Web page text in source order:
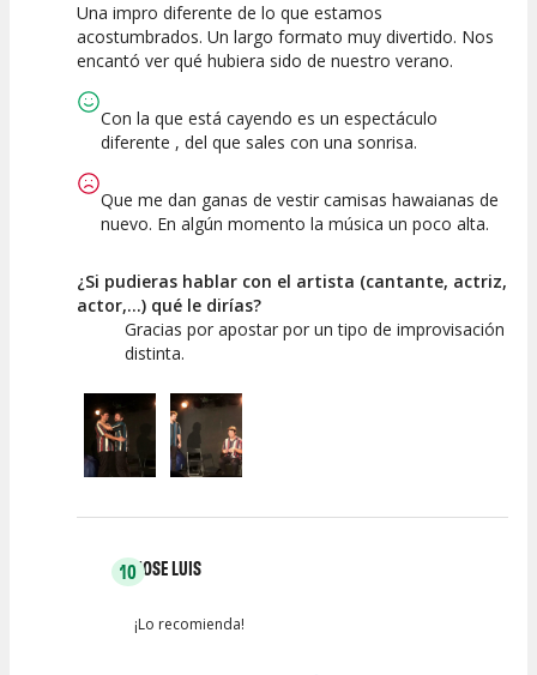
10
Calidad del
7.5
Puesta en
10
Interpretación
Una impro diferente de lo que estamos
acostumbrados. Un largo formato muy divertido. Nos
encantó ver qué hubiera sido de nuestro verano.
Con la que está cayendo es un espectáculo
diferente , del que sales con una sonrisa.
Que me dan ganas de vestir camisas hawaianas de
nuevo. En algún momento la música un poco alta.
¿Si pudieras hablar con el artista (cantante, actriz,
actor,...) qué le dirías?
Gracias por apostar por un tipo de improvisación
distinta.
10JOSE LUIS
¡Lo recomienda!